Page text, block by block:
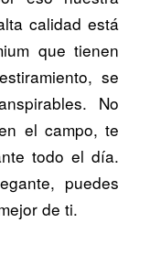
calidad está
que tienen
se
No
el campo, te
todo el día.
puedes
de ti.